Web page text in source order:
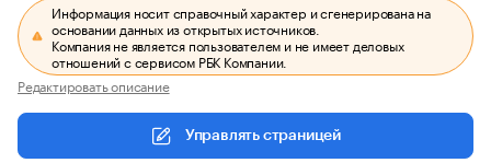
Информация носит справочный характер и сгенерирована на
основании данных из открытых источников.
Компания не является пользователем и не имеет деловых
отношений с сервисом РБК Компании.
Редактировать описание
Управлять страницей